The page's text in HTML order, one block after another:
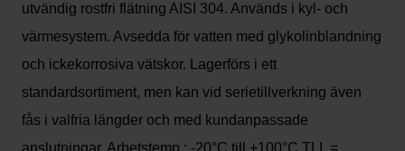
utvändig rostfri flätning AISI 304. Används i kyl- och
värmesystem. Avsedda för vatten med glykolinblandning
och ickekorrosiva vätskor. Lagerförs i ett
standardsortiment, men kan vid serietillverkning även
fås i valfria längder och med kundanpassade
anslutningar. Arbetstemp.: -20°C till +100°C TLL =